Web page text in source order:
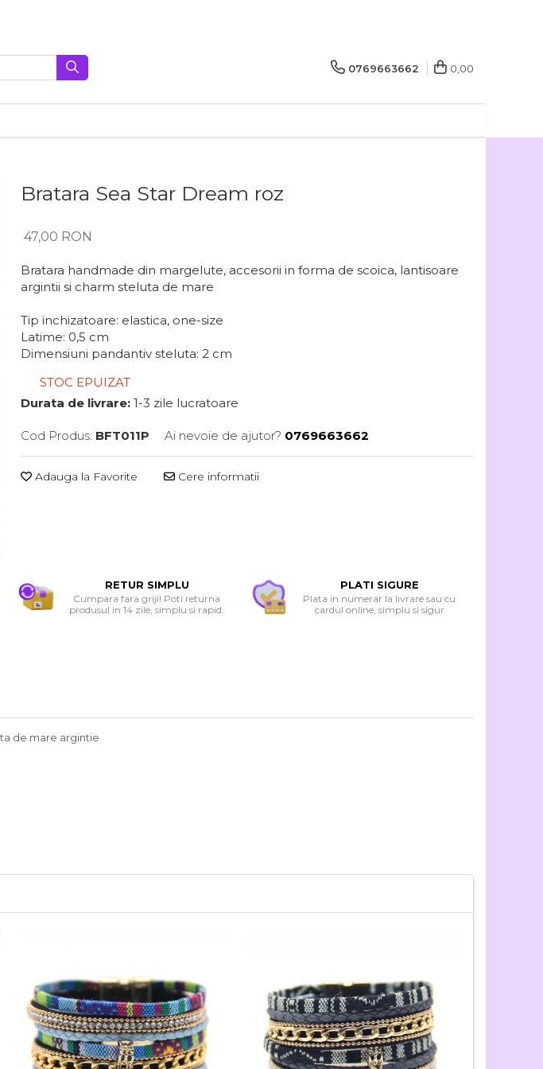
0769663662 0,00
Bratara Sea Star Dream roz
47,00 RON
Bratara handmade din margelute, accesorii in forma de scoica, lantisoare
argintii si charm steluta de mare
Tip inchizatoare: elastica, one-size
Latime: 0,5 cm
Dimensiuni pandantiv steluta: 2 cm
STOC EPUIZAT
Durata de livrare: 1-3 zile lucratoare
Cod Produs: BFT011P Ai nevoie de ajutor? 0769663662
Adauga la Favorite Cere informatii
RETUR SIMPLU
Cumpara fara griji! Poti returna
produsul in 14 zile, simplu si rapid.
PLATI SIGURE
Plata in numerar la livrare sau cu
cardul online, simplu si sigur
de mare argintie